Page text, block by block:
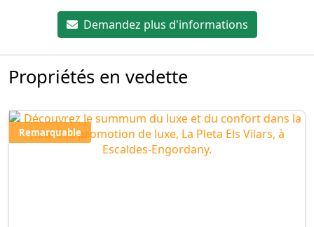
Demandez plus d'informations
Propriétés en vedette
Remarquable